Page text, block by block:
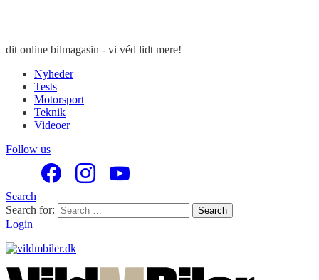
dit online bilmagasin - vi véd lidt mere!
Nyheder
Tests
Motorsport
Teknik
Videoer
Follow us
Search
Search for:
Search
Login